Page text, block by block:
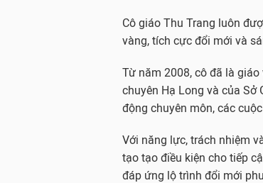
Cô giáo Thu Trang luôn
vàng, tích cực đổi mới và
Từ năm 2008, cô đã là
chuyên Hạ Long và của
động chuyên môn, các
Với năng lực, trách nhiệm
tạo tạo điều kiện cho tiếp
đáp ứng lộ trình đổi mới